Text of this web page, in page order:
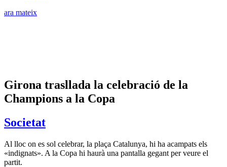
ara mateix
Girona trasllada la celebració de la
Champions a la Copa
Societat
Al lloc on es sol celebrar, la plaça Catalunya, hi ha acampats els
«indignats». A la Copa hi haurà una pantalla gegant per veure el
partit.